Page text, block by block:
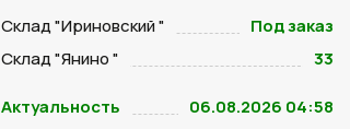
Склад "Ириновский "
Под заказ
Склад "Янино "
33
Актуальность 06.08.2026 04:58